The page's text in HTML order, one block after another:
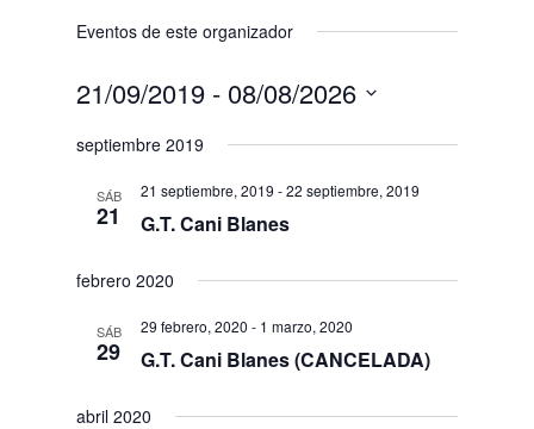
Eventos de este organizador
21/09/2019 - 08/08/2026
fecha.
septiembre 2019
SÁB
21
21 septiembre, 2019 -22 septiembre, 2019
G.T. Cani Blanes
febrero 2020
SÁB
29
29 febrero, 2020 - 1 marzo, 2020
G.T. Cani Blanes (CANCELADA)
abril 2020